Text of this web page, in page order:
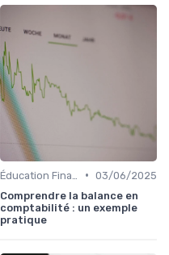
• 03/06/2025
Comprendre la balance en
comptabilité : un exemple
pratique